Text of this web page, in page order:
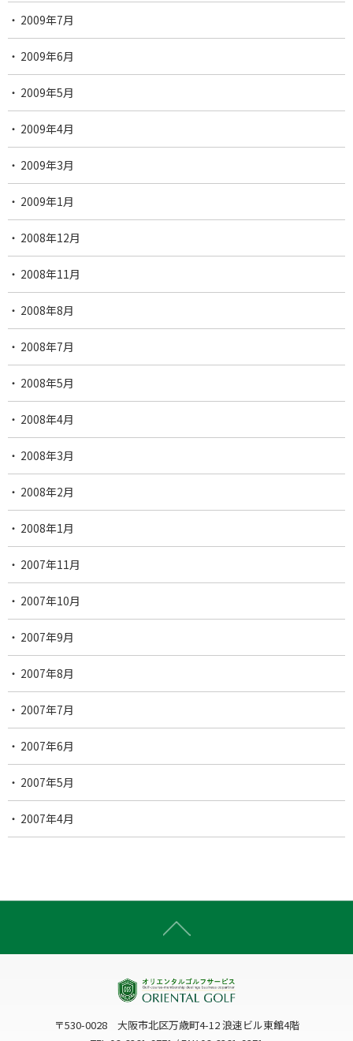
2009年7月
2009年6月
2009年5月
2009年4月
2009年3月
2009年1月
2008年12月
2008年11月
2008年8月
2008年7月
2008年5月
2008年4月
2008年3月
2008年2月
2008年1月
2007年11月
2007年10月
2007年9月
2007年8月
2007年7月
2007年6月
2007年5月
2007年4月
〒530-0028 大阪市北区万歳町4-12 浪速ビル東館4階